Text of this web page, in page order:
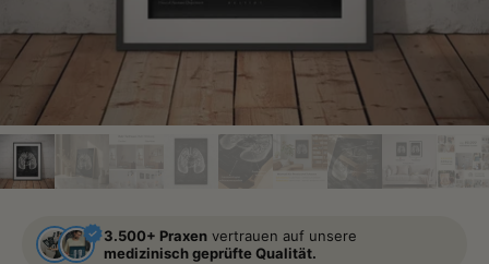
3.500+ Praxen vertrauen auf unsere
medizinisch geprüfte Qualität.